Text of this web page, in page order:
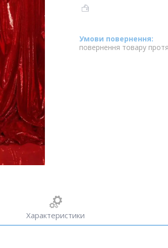
повернення товару
Характеристики